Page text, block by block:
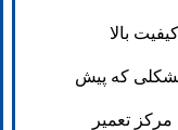
بالا
که پیش
تعمیر